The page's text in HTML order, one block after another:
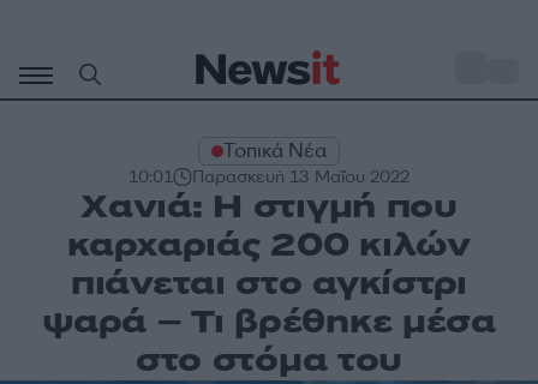
περιεχόμενο
Τοπικά Νέα
10:01 Παρασκευή 13 Μαΐου 2022
Χανιά: Η στιγμή που
καρχαριάς 200 κιλών
πιάνεται στο αγκίστρι
ψαρά – Τι βρέθηκε μέσα
στο στόμα του